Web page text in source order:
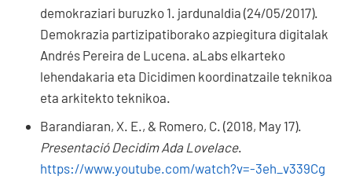
demokraziari buruzko 1. jardunaldia (24/05/2017).
Demokrazia partizipatiborako azpiegitura digitalak
Andrés Pereira de Lucena. aLabs elkarteko
lehendakaria eta Dicidimen koordinatzaile teknikoa
eta arkitekto teknikoa.
Barandiaran, X. E., & Romero, C. (2018, May 17).
Presentació Decidim Ada Lovelace.
https://www.youtube.com/watch?v=-3eh_v339Cg